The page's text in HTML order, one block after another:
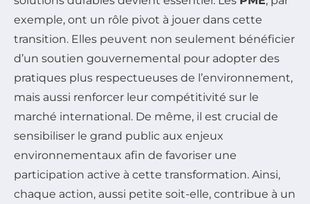
exemple, ont un rôle pivot à jouer dans cette
transition. Elles peuvent non seulement bénéficier
d’un soutien gouvernemental pour adopter des
pratiques plus respectueuses de l’environnement,
mais aussi renforcer leur compétitivité sur le
marché international. De même, il est crucial de
sensibiliser le grand public aux enjeux
environnementaux afin de favoriser une
participation active à cette transformation. Ainsi,
chaque action, aussi petite soit-elle, contribue à un